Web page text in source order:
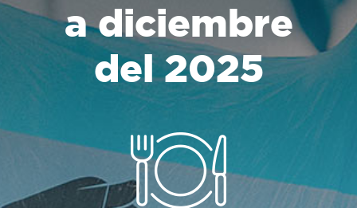
a diciembre
del 2025